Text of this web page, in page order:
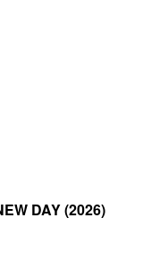
DAY (2026)